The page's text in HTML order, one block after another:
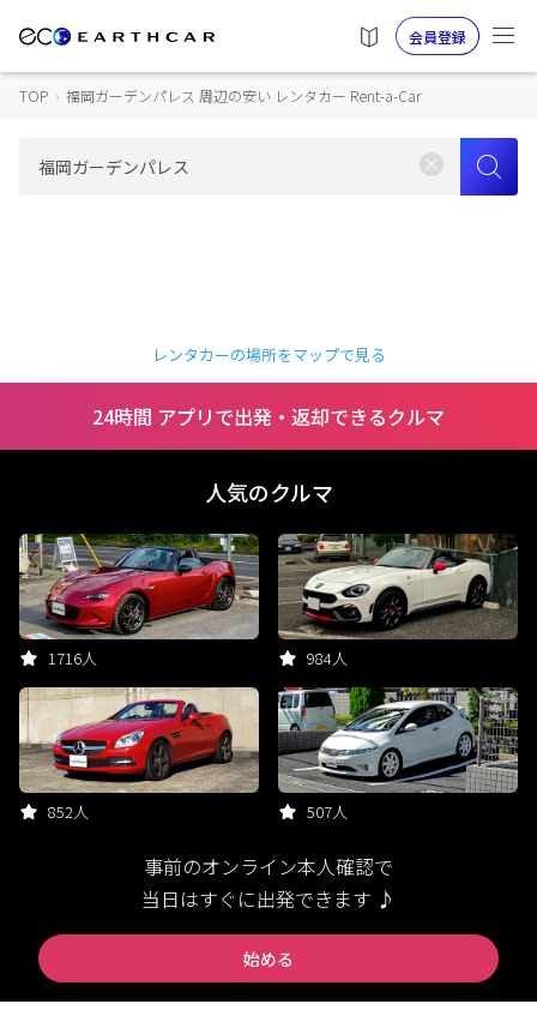
会員登録
TOP › 福岡ガーデンパレス 周辺の安い レンタカー Rent-a-Car
レンタカーの場所をマップで見る
24時間 アプリで出発・返却できるクルマ
人気のクルマ
1716人 984人
852人 507人
事前のオンライン本人確認で
当日はすぐに出発できます ♪
始める